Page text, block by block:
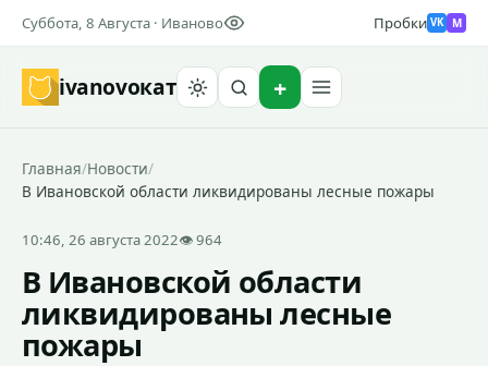
Суббота, 8 Августа · Иваново Пробки VK M
ivanovoкат
Главная/Новости/
В Ивановской области ликвидированы лесные пожары
10:46, 26 августа 2022👁 964
В Ивановской области
ликвидированы лесные
пожары